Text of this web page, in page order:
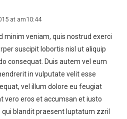
at am10:44
minim veniam, quis nostrud exerci
suscipit lobortis nisl ut aliquip
consequat. Duis autem vel eum
in vulputate velit esse
vel illum dolore eu feugiat
vero eros et accumsan et iusto
qui blandit praesent luptatum zzril